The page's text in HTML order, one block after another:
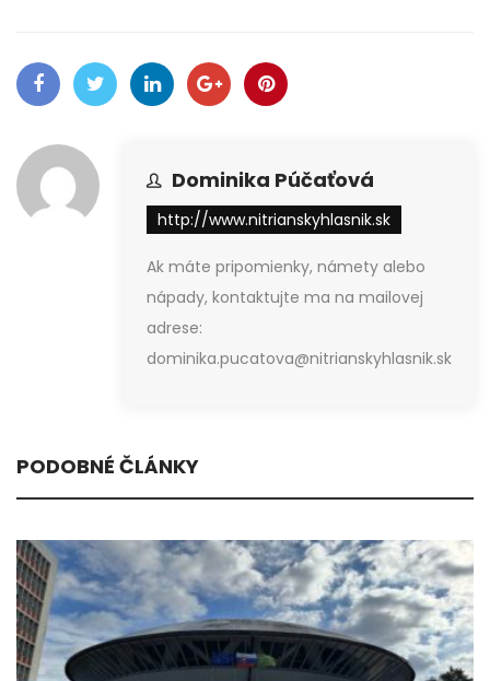
Dominika Púčaťová
http://www.nitrianskyhlasnik.sk
Ak máte pripomienky, námety alebo
nápady, kontaktujte ma na mailovej
adrese:
dominika.pucatova@nitrianskyhlasnik.sk
PODOBNÉ ČLÁNKY